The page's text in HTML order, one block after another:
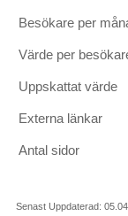
Besökare per
Värde per
Uppskattat värde
Externa länkar
Antal sidor
Senast Uppdaterad: